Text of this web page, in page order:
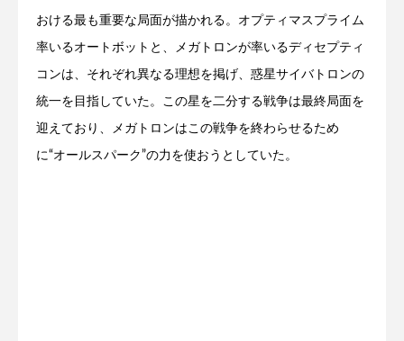
おける最も重要な局面が描かれる。オプティマスプライム
率いるオートボットと、メガトロンが率いるディセプティ
コンは、それぞれ異なる理想を掲げ、惑星サイバトロンの
統一を目指していた。この星を二分する戦争は最終局面を
迎えており、メガトロンはこの戦争を終わらせるため
に“オールスパーク”の力を使おうとしていた。